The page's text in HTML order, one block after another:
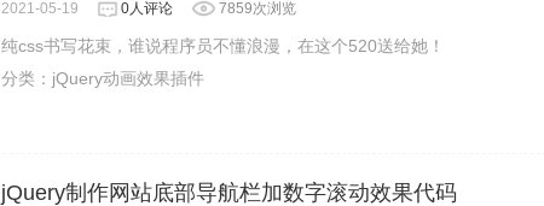
2021-05-19 0人评论 7859次浏览
纯css书写花束，谁说程序员不懂浪漫，在这个520送给她！
分类： jQuery动画效果插件
jQuery制作网站底部导航栏加数字滚动效果代码